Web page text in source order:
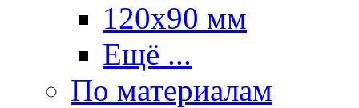
120х90 мм
Ещё ...
По материалам